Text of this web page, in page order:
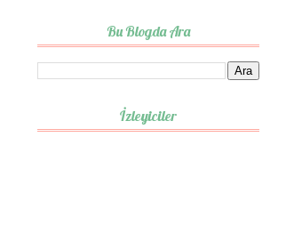
Bu Blogda Ara
İzleyiciler